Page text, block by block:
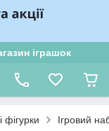
іграшок
фігурки Ігровий